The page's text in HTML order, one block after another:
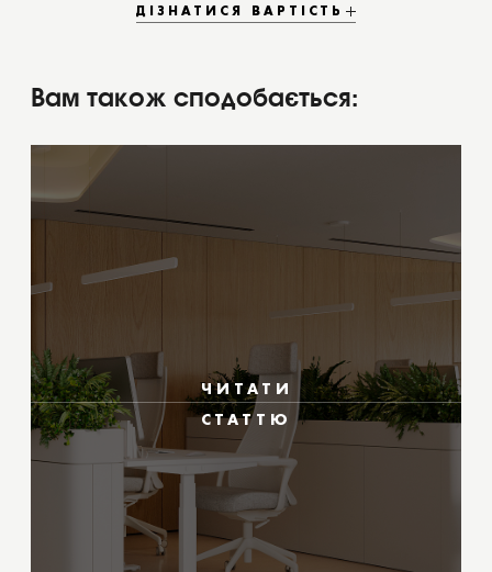
ДІЗНАТИСЯ ВАРТІСТЬ
Вам також сподобається:
ЧИТАТИ
СТАТТЮ